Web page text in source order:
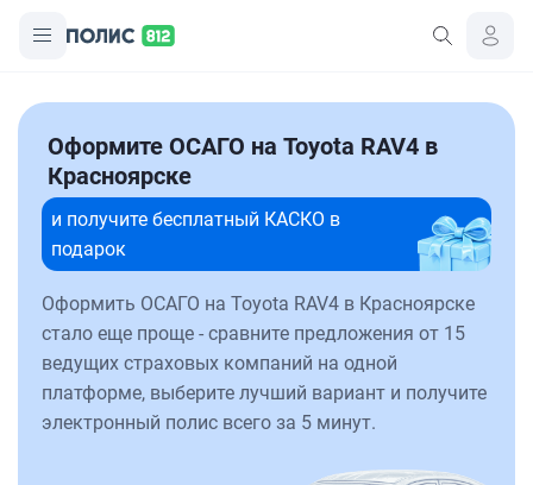
Оформите ОСАГО на Toyota RAV4 в
Красноярске
и получите бесплатный КАСКО в
подарок
Оформить ОСАГО на Toyota RAV4 в Красноярске
стало еще проще - сравните предложения от 15
ведущих страховых компаний на одной
платформе, выберите лучший вариант и получите
электронный полис всего за 5 минут.